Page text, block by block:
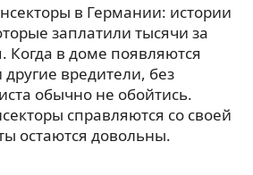
в Германии: истории
заплатили тысячи за
Когда в доме появляются
вредители, без
обычно не обойтись.
справляются со своей
остаются довольны.